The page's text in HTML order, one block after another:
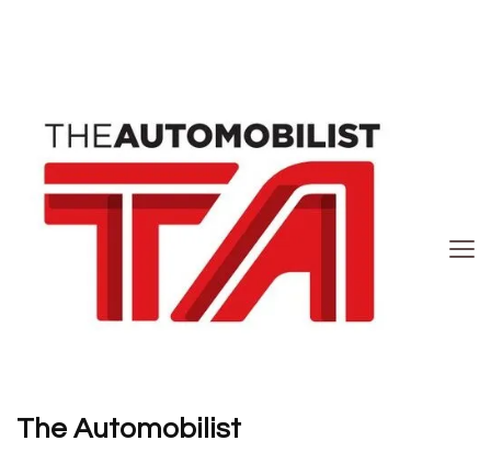
The Automobilist